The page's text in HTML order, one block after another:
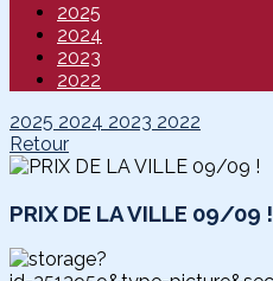
2025
2024
2023
2022
2025 2024 2023 2022
Retour
PRIX DE LA VILLE 09/09 !